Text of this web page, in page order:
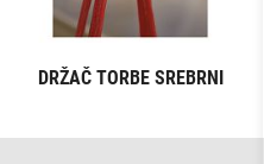
DRŽAČ TORBE SREBRNI